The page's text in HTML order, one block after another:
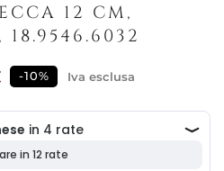
12 CM,
18.9546.6032
-10% Iva esclusa